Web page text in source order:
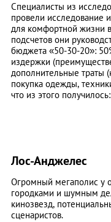
Специалисты из
провели исследование и
для комфортной жизни
подсчетов они
бюджета «50-30-20»:
издержки
дополнительные траты
покупка одежды,
что из этого получилось:
Лос-Анджелес
Огромный мегаполис у
городками и шумным
кинозвезд,
сценаристов.